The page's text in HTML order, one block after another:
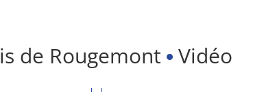
de Rougemont Vidéo